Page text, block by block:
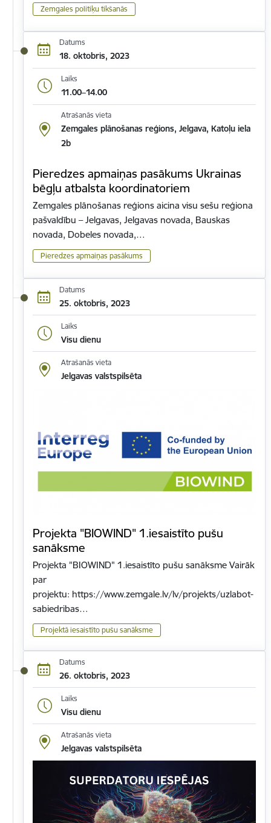
Zemgales politiķu tikšanās
Datums
18. oktobris, 2023
Laiks
11.00–14.00
Atrašanās vieta
Zemgales plānošanas reģions, Jelgava, Katoļu iela
2b
Pieredzes apmaiņas pasākums Ukrainas
bēgļu atbalsta koordinatoriem
Zemgales plānošanas reģions aicina visu sešu reģiona
pašvaldību – Jelgavas, Jelgavas novada, Bauskas
novada, Dobeles novada,…
Pieredzes apmaiņas pasākums
Datums
25. oktobris, 2023
Laiks
Visu dienu
Atrašanās vieta
Jelgavas valstspilsēta
Projekta "BIOWIND" 1.iesaistīto pušu
sanāksme
Projekta "BIOWIND" 1.iesaistīto pušu sanāksme Vairāk
par
projektu: https://www.zemgale.lv/lv/projekts/uzlabot-
sabiedribas…
Projektā iesaistīto pušu sanāksme
Datums
26. oktobris, 2023
Laiks
Visu dienu
Atrašanās vieta
Jelgavas valstspilsēta